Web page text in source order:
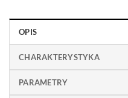
OPIS
CHARAKTERYSTYKA
PARAMETRY